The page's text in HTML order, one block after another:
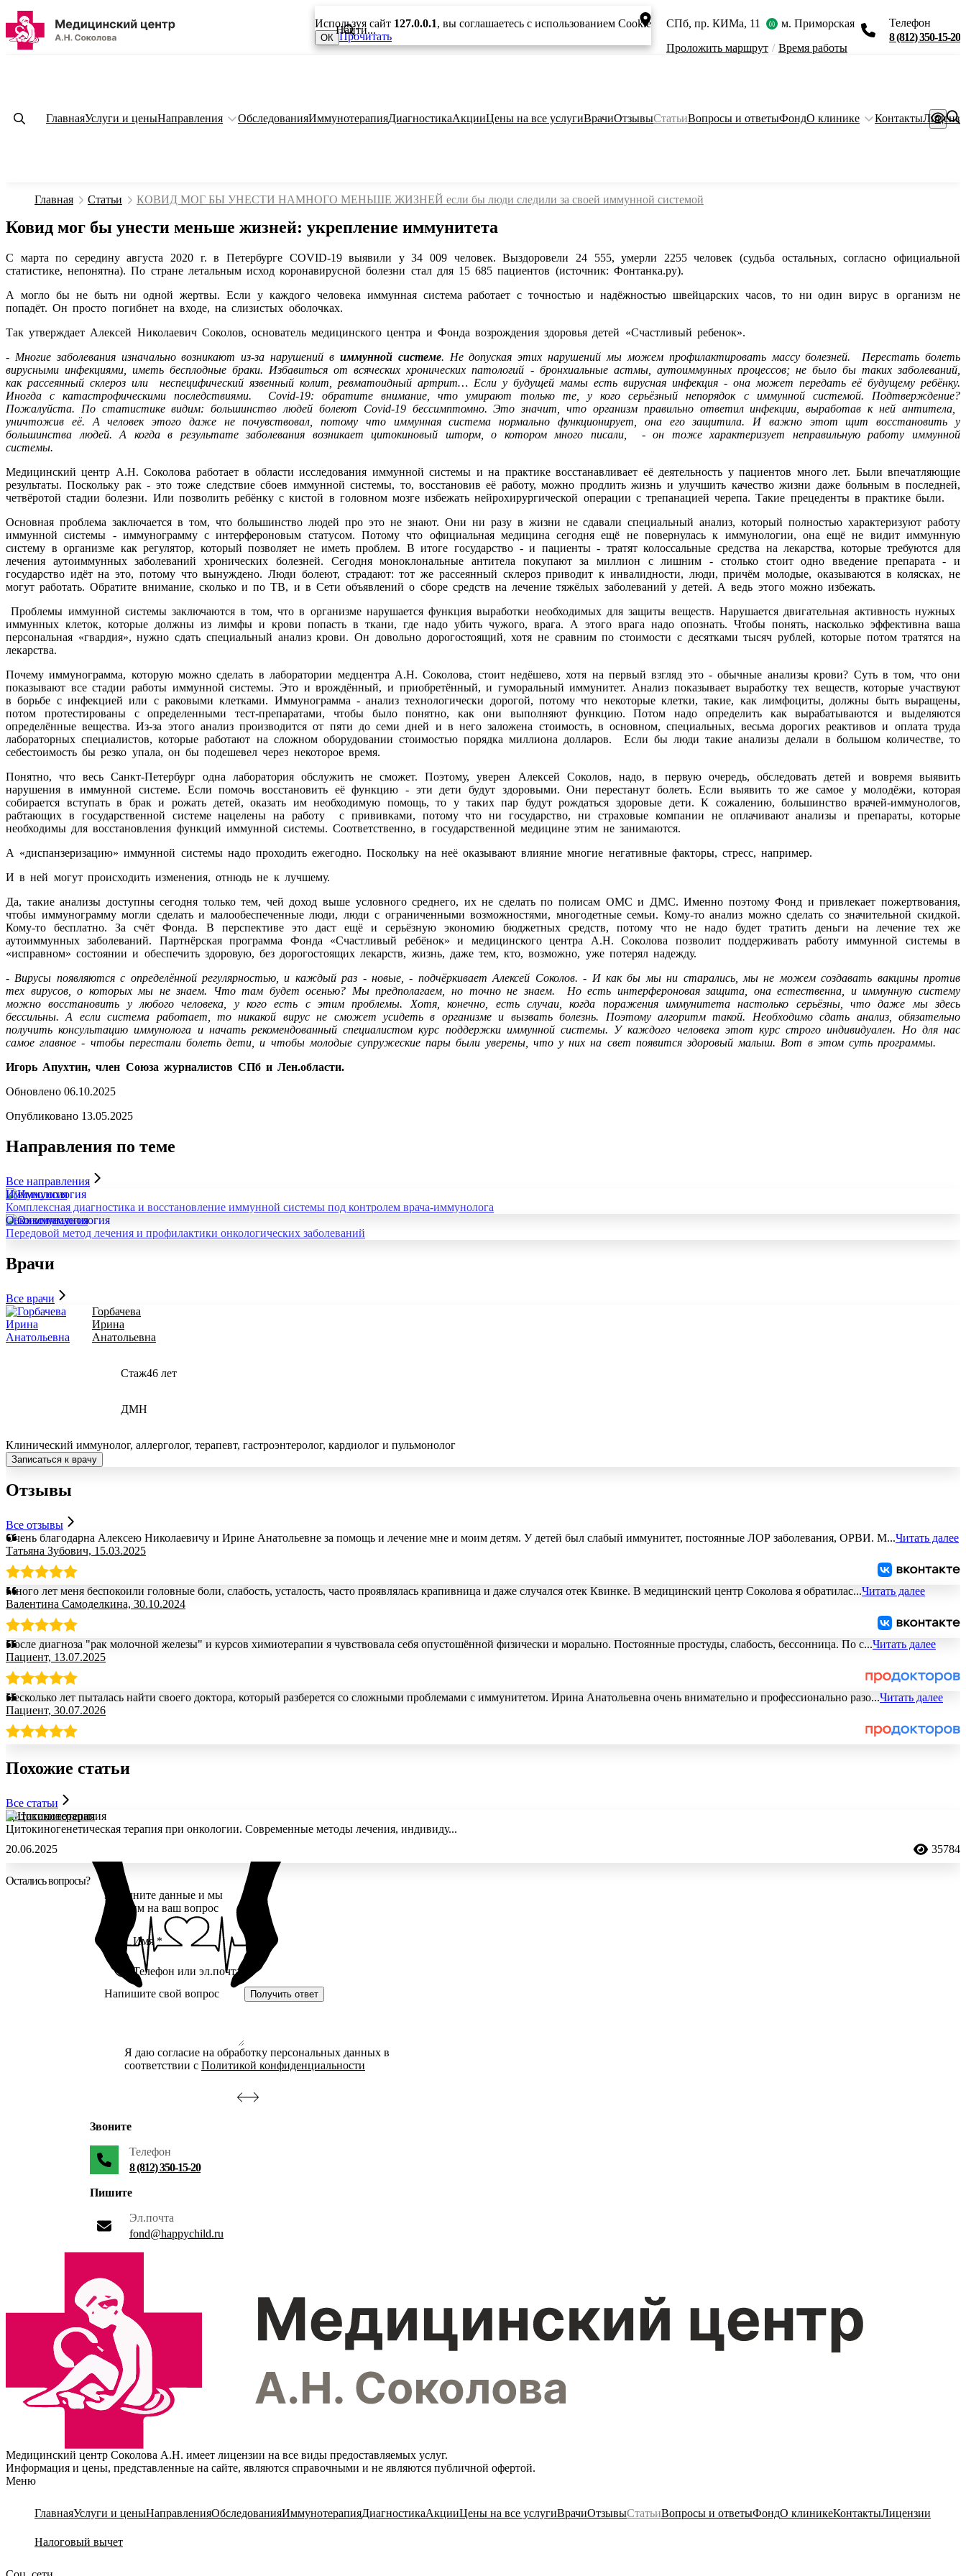
Используя сайт 127.0.0.1, вы соглашаетесь с использованием Cookie
ОК Прочитать
СПб, пр. КИМа, 11
м. Приморская
Проложить маршрут / Время работы
Телефон
8 (812) 350-15-20
ГлавнаяУслуги и ценыНаправления ОбследованияИммунотерапияДиагностикаАкцииЦены на все услугиВрачиОтзывыСтатьиВопросы и ответыФондО клинике Контакты
Главная Статьи КОВИД МОГ БЫ УНЕСТИ НАМНОГО МЕНЬШЕ ЖИЗНЕЙ если бы люди следили за своей иммунной системой
Ковид мог бы унести меньше жизней: укрепление иммунитета
С марта по середину августа 2020 г. в Петербурге COVID-19 выявили у 34 009 человек. Выздоровели 24 555, умерли 2255 человек (судьба остальных, согласно официальной
статистике, непонятна). По стране летальным исход коронавирусной болезни стал для 15 685 пациентов (источник: Фонтанка.ру).
А могло бы не быть ни одной жертвы. Если у каждого человека иммунная система работает с точностью и надёжностью швейцарских часов, то ни один вирус в организм не
попадёт. Он просто погибнет на входе, на слизистых оболочках.
Так утверждает Алексей Николаевич Соколов, основатель медицинского центра и Фонда возрождения здоровья детей «Счастливый ребенок».
- Многие заболевания изначально возникают из-за нарушений в иммунной системе. Не допуская этих нарушений мы можем профилактировать массу болезней. Перестать болеть
вирусными инфекциями, иметь бесплодные браки. Избавиться от всяческих хронических патологий - бронхиальные астмы, аутоиммунных процессов; не было бы таких заболеваний,
как рассеянный склероз или неспецифический язвенный колит, ревматоидный артрит… Если у будущей мамы есть вирусная инфекция - она может передать её будущему ребёнку.
Иногда с катастрофическими последствиями. Covid-19: обратите внимание, что умирают только те, у кого серьёзный непорядок с иммунной системой. Подтверждение?
Пожалуйста. По статистике видим: большинство людей болеют Covid-19 бессимптомно. Это значит, что организм правильно ответил инфекции, выработав к ней антитела,
уничтожив её. А человек этого даже не почувствовал, потому что иммунная система нормально функционирует, она его защитила. И важно этот щит восстановить у
большинства людей. А когда в результате заболевания возникает цитокиновый шторм, о котором много писали, - он тоже характеризует неправильную работу иммунной
системы.
Медицинский центр А.Н. Соколова работает в области исследования иммунной системы и на практике восстанавливает её деятельность у пациентов много лет. Были впечатляющие
результаты. Поскольку рак - это тоже следствие сбоев иммунной системы, то, восстановив её работу, можно продлить жизнь и улучшить качество жизни даже больным в последней,
четвёротой стадии болезни. Или позволить ребёнку с кистой в головном мозге избежать нейрохирургической операции с трепанацией черепа. Такие прецеденты в практике были.
Основная проблема заключается в том, что большинство людей про это не знают. Они ни разу в жизни не сдавали специальный анализ, который полностью характеризуют работу
иммунной системы - иммунограмму с интерфероновым статусом. Потому что официальная медицина сегодня ещё не повернулась к иммунологии, она ещё не видит иммунную
систему в организме как регулятор, который позволяет не иметь проблем. В итоге государство - и пациенты - тратят колоссальные средства на лекарства, которые требуются для
лечения аутоиммунных заболеваний хронических болезней. Сегодня моноклональные антитела покупают за миллион с лишним - столько стоит одно введение препарата - и
государство идёт на это, потому что вынуждено. Люди болеют, страдают: тот же рассеянный склероз приводит к инвалидности, люди, причём молодые, оказываются в колясках, не
могут работать. Обратите внимание, сколько и по ТВ, и в Сети объявлений о сборе средств на лечение тяжёлых заболеваний у детей. А ведь этого можно избежать.
Проблемы иммунной системы заключаются в том, что в организме нарушается функция выработки необходимых для защиты веществ. Нарушается двигательная активность нужных
иммунных клеток, которые должны из лимфы и крови попасть в ткани, где надо убить чужого, врага. А этого врага надо опознать. Чтобы понять, насколько эффективна ваша
персональная «гвардия», нужно сдать специальный анализ крови. Он довольно дорогостоящий, хотя не сравним по стоимости с десятками тысяч рублей, которые потом тратятся на
лекарства.
Почему иммунограмма, которую можно сделать в лаборатории медцентра А.Н. Соколова, стоит недёшево, хотя на первый взгляд это - обычные анализы крови? Суть в том, что они
показывают все стадии работы иммунной системы. Это и врождённый, и приобретённый, и гуморальный иммунитет. Анализ показывает выработку тех веществ, которые участвуют
в борьбе с инфекцией или с раковыми клетками. Иммунограмма - анализ технологически дорогой, потому что некоторые клетки, такие, как лимфоциты, должны быть выращены,
потом протестированы с определенными тест-препаратами, чтобы было понятно, как они выполняют функцию. Потом надо определить как вырабатываются и выделяются
определённые вещества. Из-за этого анализ производится от пяти до семи дней и в него заложена стоимость, в основном, специальных, весьма дорогих реактивов и оплата труда
лабораторных специалистов, которые работают на сложном оборудовании стоимостью порядка миллиона долларов. Если бы люди такие анализы делали в большом количестве, то
себестоимость бы резко упала, он бы подешевел через некоторое время.
Понятно, что весь Санкт-Петербург одна лаборатория обслужить не сможет. Поэтому, уверен Алексей Соколов, надо, в первую очередь, обследовать детей и вовремя выявить
нарушения в иммунной системе. Если помочь восстановить её функцию - эти дети будут здоровыми. Они перестанут болеть. Если выявить то же самое у молодёжи, которая
собирается вступать в брак и рожать детей, оказать им необходимую помощь, то у таких пар будут рождаться здоровые дети. К сожалению, большинство врачей-иммунологов,
рабтающих в государственной системе нацелены на работу с прививками, потому что ни государство, ни страховые компании не оплачивают анализы и препараты, которые
необходимы для восстановления функций иммунной системы. Соответственно, в государственной медицине этим не занимаются.
А «диспанзеризацию» иммунной системы надо проходить ежегодно. Поскольку на неё оказывают влияние многие негативные факторы, стресс, например.
И в ней могут происходить изменения, отнюдь не к лучшему.
Да, такие анализы доступны сегодня только тем, чей доход выше условного среднего, их не сделать по полисам ОМС и ДМС. Именно поэтому Фонд и привлекает пожертвования,
чтобы иммунограмму могли сделать и малообеспеченные люди, люди с ограниченными возможностями, многодетные семьи. Кому-то анализ можно сделать со значительной скидкой.
Кому-то бесплатно. За счёт Фонда. В перспективе это даст ещё и серьёзную экономию бюджетных средств, потому что не надо будет тратить деньги на лечение тех же
аутоиммунных заболеваний. Партнёрская программа Фонда «Счастливый ребёнок» и медицинского центра А.Н. Соколова позволит поддерживать работу иммунной системы в
«исправном» состоянии и обеспечить здоровую, без дорогостоящих лекарств, жизнь, даже тем, кто, возможно, уже потерял надежду.
- Вирусы появляются с определённой регулярностью, и каждый раз - новые, - подчёркивает Алексей Соколов. - И как бы мы ни старались, мы не можем создавать вакцины против
тех вирусов, о которых мы не знаем. Что там будет осенью? Мы предполагаем, но точно не знаем. Но есть интерфероновая защита, она естественна, и иммунную систему
можно восстановить у любого человека, у кого есть с этим проблемы. Хотя, конечно, есть случаи, когда поражения иммунитета настолько серьёзны, что даже мы здесь
бессильны. А если система работает, то никакой вирус не сможет усидеть в организме и вызвать болезнь. Поэтому алгоритм такой. Необходимо сдать анализ, обязательно
получить консультацию иммунолога и начать рекомендованный специалистом курс поддержки иммунной системы. У каждого человека этот курс строго индивидуален. Но для нас
самое главное - чтобы перестали болеть дети, и чтобы молодые супружеские пары были уверены, что у них на свет появится здоровый малыш. Вот в этом суть программы.
Игорь Апухтин, член Союза журналистов СПб и Лен.области.
Обновлено 06.10.2025
Опубликовано 13.05.2025
Направления по теме
Все направления
Иммунология
Комплексная диагностика и восстановление иммунной системы под контролем врача-иммунолога
Онкоиммунология
Передовой метод лечения и профилактики онкологических заболеваний
Врачи
Все врачи
Горбачева
Ирина
Анатольевна
Стаж46 лет
ДМН
Клинический иммунолог, аллерголог, терапевт, гастроэнтеролог, кардиолог и пульмонолог
Записаться к врачу
Отзывы
Все отзывы
Очень благодарна Алексею Николаевичу и Ирине Анатольевне за помощь и лечение мне и моим детям. У детей был слабый иммунитет, постоянные ЛОР заболевания, ОРВИ. М...Читать далее
Татьяна Зубович, 15.03.2025
Много лет меня беспокоили головные боли, слабость, усталость, часто проявлялась крапивница и даже случался отек Квинке. В медицинский центр Соколова я обратилас...Читать далее
Валентина Самоделкина, 30.10.2024
После диагноза "рак молочной железы" и курсов химиотерапии я чувствовала себя опустошённой физически и морально. Постоянные простуды, слабость, бессонница. По с...Читать далее
Пациент, 13.07.2025
Несколько лет пыталась найти своего доктора, который разберется со сложными проблемами с иммунитетом. Ирина Анатольевна очень внимательно и профессионально разо...Читать далее
Пациент, 30.07.2026
Похожие статьи
Все статьи
Цитокинотерапия
Цитокиногенетическая терапия при онкологии. Современные методы лечения, индивиду...
20.06.2025
35784
Остались вопросы?
Заполните данные и мы
ответим на ваш вопрос
Получить ответ
Я даю согласие на обработку персональных данных в
соответствии с Политикой конфиденциальности
Звоните
Телефон
8 (812) 350-15-20
Пишите
Эл.почта
fond@happychild.ru
Медицинский центр Соколова А.Н. имеет лицензии на все виды предоставляемых услуг.
Информация и цены, представленные на сайте, являются справочными и не являются публичной офертой.
Меню
ГлавнаяУслуги и ценыНаправленияОбследованияИммунотерапияДиагностикаАкцииЦены на все услугиВрачиОтзывыСтатьиВопросы и ответыФондО клиникеКонтактыЛицензии
Налоговый вычет